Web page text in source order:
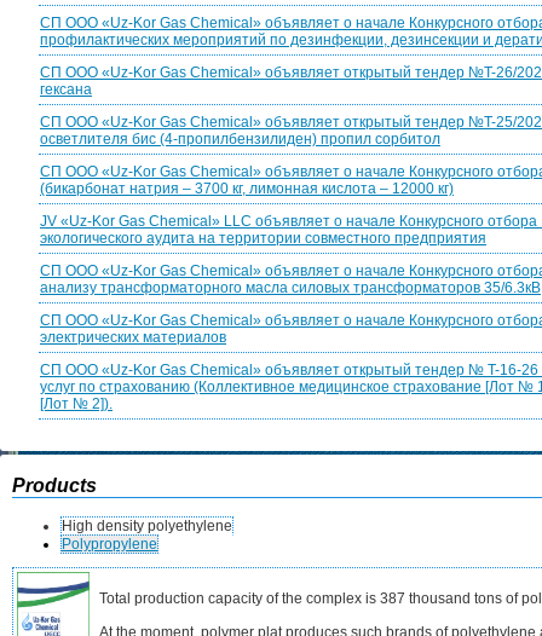
СП ООО «Uz-Kor Gas Chemical» объявляет о начале Конкурсного
профилактических мероприятий по дезинфекции, дезинсекции и
CП ООО «Uz-Kor Gas Chemical» объявляет открытый тендер №T-26/
гексана
CП ООО «Uz-Kor Gas Chemical» объявляет открытый тендер №T-25/
осветлителя бис (4-пропилбензилиден) пропил сорбитол
СП ООО «Uz-Kor Gas Chemical» объявляет о начале Конкурсного
(бикарбонат натрия – 3700 кг, лимонная кислота – 12000 кг)
JV «Uz-Kor Gas Chemical» LLC объявляет о начале Конкурсного
экологического аудита на территории совместного предприятия
СП ООО «Uz-Kor Gas Chemical» объявляет о начале Конкурсного
анализу трансформаторного масла силовых трансформаторов 35/
СП ООО «Uz-Kor Gas Chemical» объявляет о начале Конкурсного
электрических материалов
CП ООО «Uz-Kor Gas Chemical» объявляет открытый тендер № T-16-26
услуг по страхованию (Коллективное медицинское страхование [Лот №
[Лот № 2]).
Products
High density polyethylene
Polypropylene
Total production capacity of the complex is 387 thousand tons of
At the moment, polymer plat produces such brands of